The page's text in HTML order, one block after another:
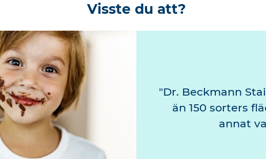
Visste du att?
Dr. Beckmann
än 150 sorters
annat